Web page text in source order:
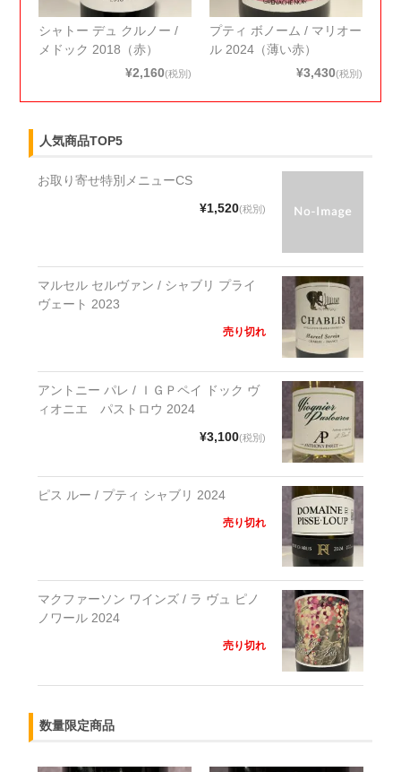
シャトー デュ クルノー /
メドック 2018（赤）
¥2,160(税別)
プティ ボノーム / マリオー
ル 2024（薄い赤）
¥3,430(税別)
人気商品TOP5
お取り寄せ特別メニューCS
¥1,520(税別)
マルセル セルヴァン / シャブリ プライ
ヴェート 2023
売り切れ
アントニー パレ / ＩＧＰペイ ドック ヴ
ィオニエ パストロウ 2024
¥3,100(税別)
ピス ルー / プティ シャブリ 2024
売り切れ
マクファーソン ワインズ / ラ ヴュ ピノ
ノワール 2024
売り切れ
数量限定商品